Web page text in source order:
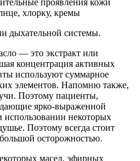
проявления кожи
хлорку, кремы
дыхательной системы.
— это экстракт или
концентрация активных
используют суммарное
элементов. Напомню также,
Поэтому пациенты,
ярко-выраженной
использовании некоторых
Поэтому всегда стоит
осторожностью.
масел, эфирных